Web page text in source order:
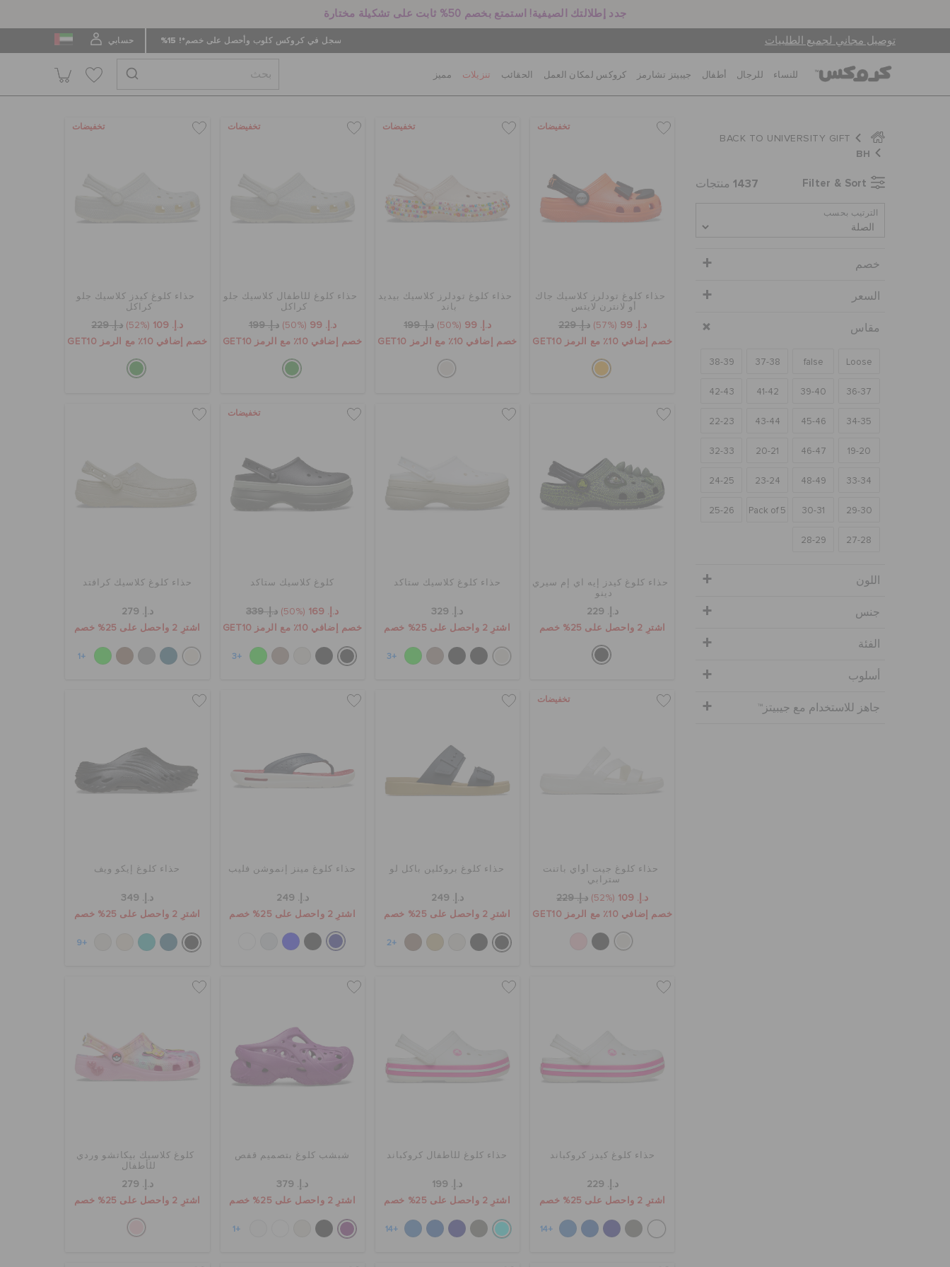
جدد إطلالتك الصيفية! استمتع بخصم 50% ثابت على تشكيلة مختارة
توصيل مجاني لجميع الطلبيات سجل في كروكس كلوب وأحصل على خصم*! 15% حسابي
للنساء للرجال أطفال جيبيتز تشارمز كروكس لمكان العمل الحقائب تنزيلات مميز
BACK TO UNIVERSITY GIFT
BH
Filter & Sort
1437 منتجات
الترتيب بحسب
خصم
السعر
مقاس
Loose
false
37-38
38-39
36-37
39-40
41-42
42-43
34-35
45-46
43-44
22-23
19-20
46-47
20-21
32-33
33-34
48-49
23-24
24-25
29-30
30-31
Pack of 5
25-26
27-28
28-29
اللون
جنس
الفئة
أسلوب
جاهز للاستخدام مع جيبيتز™
تخفيضات
حذاء كلوغ تودلرز كلاسيك جاك
أو لانترن لايتس
د.إ. 99 (57%) د.إ. 229
خصم إضافي 10٪ مع الرمز GET10
تخفيضات
حذاء كلوغ تودلرز كلاسيك بيديد
باند
د.إ. 99 (50%) د.إ. 199
خصم إضافي 10٪ مع الرمز GET10
تخفيضات
حذاء كلوغ للأطفال كلاسيك جلو
كراكل
د.إ. 99 (50%) د.إ. 199
خصم إضافي 10٪ مع الرمز GET10
تخفيضات
حذاء كلوغ كيدز كلاسيك جلو
كراكل
د.إ. 109 (52%) د.إ. 229
خصم إضافي 10٪ مع الرمز GET10
حذاء كلوغ كيدز إيه آي إم سيري
دينو
د.إ. 229
اشترِ 2 واحصل على 25% خصم
حذاء كلوغ كلاسيك ستاكد
د.إ. 329
اشترِ 2 واحصل على 25% خصم
+3
تخفيضات
كلوغ كلاسيك ستاكد
د.إ. 169 (50%) د.إ. 339
خصم إضافي 10٪ مع الرمز GET10
+3
حذاء كلوغ كلاسيك كرافتد
د.إ. 279
اشترِ 2 واحصل على 25% خصم
+1
تخفيضات
حذاء كلوغ جيت أواي باتنت
سترابي
د.إ. 109 (52%) د.إ. 229
خصم إضافي 10٪ مع الرمز GET10
حذاء كلوغ بروكلين باكل لو
د.إ. 249
اشترِ 2 واحصل على 25% خصم
+2
حذاء كلوغ مينز إنموشن فليب
د.إ. 249
اشترِ 2 واحصل على 25% خصم
حذاء كلوغ إيكو ويف
د.إ. 349
اشترِ 2 واحصل على 25% خصم
+9
حذاء كلوغ كيدز كروكباند
د.إ. 229
اشترِ 2 واحصل على 25% خصم
+14
حذاء كلوغ للأطفال كروكباند
د.إ. 199
اشترِ 2 واحصل على 25% خصم
+14
شبشب كلوغ بتصميم قفص
د.إ. 379
اشترِ 2 واحصل على 25% خصم
+1
كلوغ كلاسيك بيكاتشو وردي
للأطفال
د.إ. 279
اشترِ 2 واحصل على 25% خصم